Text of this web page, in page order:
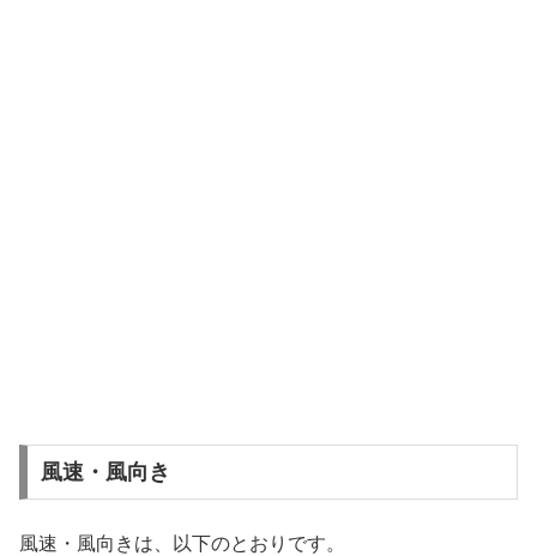
風速・風向き
風速・風向きは、以下のとおりです。